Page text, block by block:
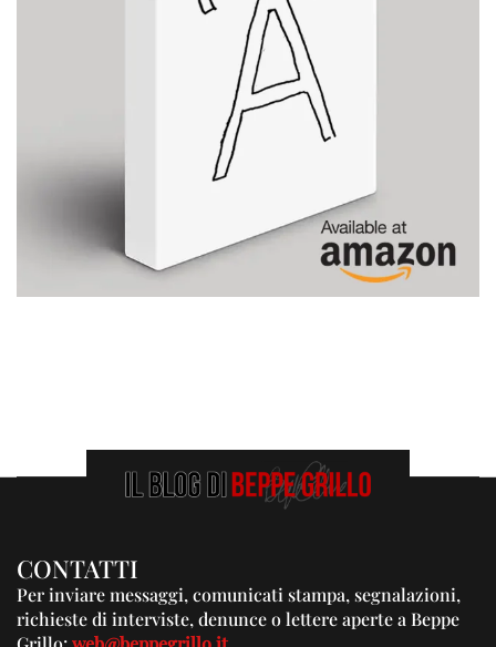
CONTATTI
Per inviare messaggi, comunicati stampa, segnalazioni,
richieste di interviste, denunce o lettere aperte a Beppe